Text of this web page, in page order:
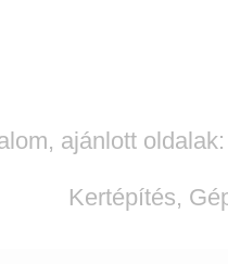
ajánlott
Kertépítés,